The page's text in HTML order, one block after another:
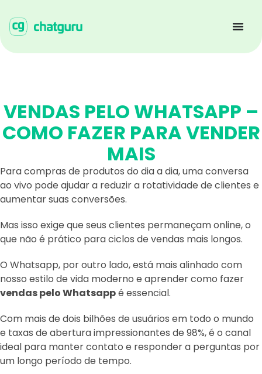
VENDAS PELO WHATSAPP –
COMO FAZER PARA VENDER
MAIS
Para compras de produtos do dia a dia, uma conversa
ao vivo pode ajudar a reduzir a rotatividade de clientes e
aumentar suas conversões.
Mas isso exige que seus clientes permaneçam online, o
que não é prático para ciclos de vendas mais longos.
O Whatsapp, por outro lado, está mais alinhado com
nosso estilo de vida moderno e aprender como fazer
vendas pelo Whatsappé essencial.
Com mais de dois bilhões de usuários em todo o mundo
e taxas de abertura impressionantes de 98%, é o canal
ideal para manter contato e responder a perguntas por
um longo período de tempo.